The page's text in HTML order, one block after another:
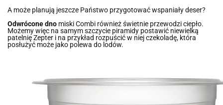
A może planują jeszcze Państwo przygotować wspaniały deser?
Odwrócone dno miski Combi również świetnie przewodzi ciepło.
Możemy więc na samym szczycie piramidy postawić niewielką
patelnię Zepter i na przykład rozpuścić w niej czekoladę, która
posłużyć może jako polewa do lodów.